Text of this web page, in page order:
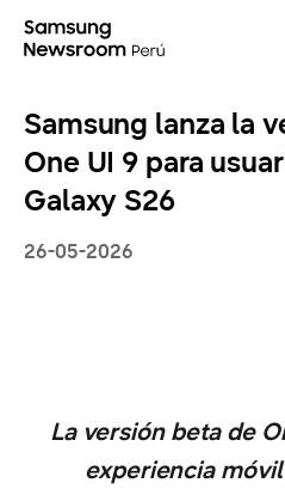
Samsung lanza la
One UI 9 para
Galaxy S26
26-05-2026
La versión beta de
experiencia